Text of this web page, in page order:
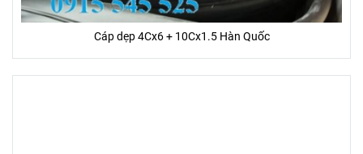
Cáp dẹp 4Cx6 + 10Cx1.5 Hàn Quốc